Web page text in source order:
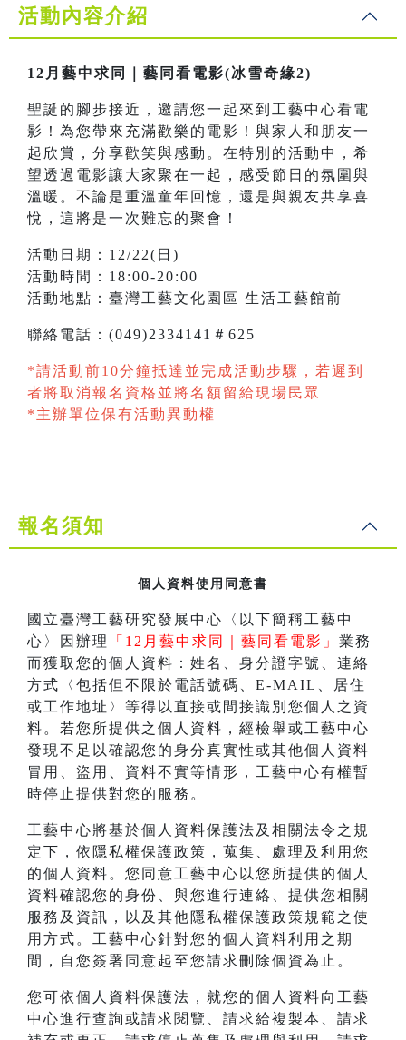
活動內容介紹
12月藝中求同｜藝同看電影(冰雪奇緣2)
聖誕的腳步接近，邀請您一起來到工藝中心看電
影！為您帶來充滿歡樂的電影！與家人和朋友一
起欣賞，分享歡笑與感動。在特別的活動中，希
望透過電影讓大家聚在一起，感受節日的氛圍與
溫暖。不論是重溫童年回憶，還是與親友共享喜
悅，這將是一次難忘的聚會！
活動日期：12/22(日)
活動時間：18:00-20:00
活動地點：臺灣工藝文化園區 生活工藝館前
聯絡電話：(049)2334141＃625
*請活動前10分鐘抵達並完成活動步驟，若遲到
者將取消報名資格並將名額留給現場民眾
*主辦單位保有活動異動權
報名須知
個人資料使用同意書
國立臺灣工藝研究發展中心〈以下簡稱工藝中
心〉因辦理
「12月藝中求同｜藝同看電影」 業務
而獲取您的個人資料：姓名、身分證字號、連絡
方式〈包括但不限於電話號碼、E-MAIL、居住
或工作地址〉等得以直接或間接識別您個人之資
料。若您所提供之個人資料，經檢舉或工藝中心
發現不足以確認您的身分真實性或其他個人資料
冒用、盜用、資料不實等情形，工藝中心有權暫
時停止提供對您的服務。
工藝中心將基於個人資料保護法及相關法令之規
定下，依隱私權保護政策，蒐集、處理及利用您
的個人資料。您同意工藝中心以您所提供的個人
資料確認您的身份、與您進行連絡、提供您相關
服務及資訊，以及其他隱私權保護政策規範之使
用方式。工藝中心針對您的個人資料利用之期
間，自您簽署同意起至您請求刪除個資為止。
您可依個人資料保護法，就您的個人資料向工藝
中心進行查詢或請求閱覽、請求給複製本、請求